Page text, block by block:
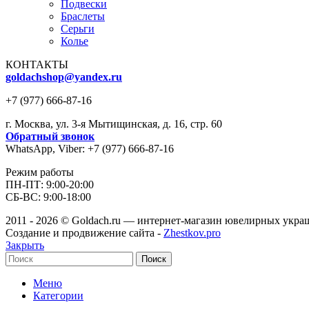
Подвески
Браслеты
Серьги
Колье
КОНТАКТЫ
goldachshop@yandex.ru
+7 (977) 666-87-16
г. Москва, ул. 3-я Мытищинская, д. 16, стр. 60
Обратный звонок
WhatsApp, Viber: +7 (977) 666-87-16
Режим работы
ПН-ПТ: 9:00-20:00
СБ-ВС: 9:00-18:00
2011 - 2026 © Goldach.ru — интернет-магазин ювелирных
Создание и продвижение сайта - Zhestkov.pro
Закрыть
Поиск
Меню
Категории